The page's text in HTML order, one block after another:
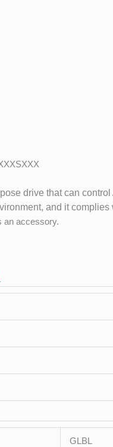
drive that can
and it
an accessory.
GLBL